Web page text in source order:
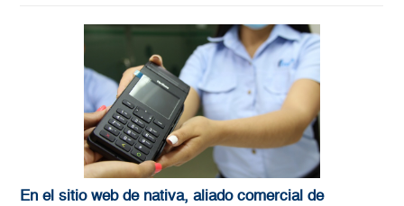
En el sitio web de nativa, aliado comercial de